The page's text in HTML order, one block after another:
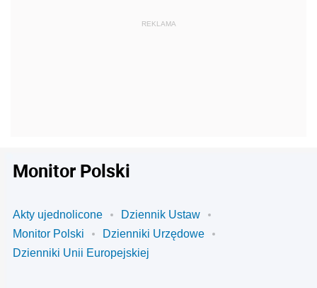
Monitor Polski
Akty ujednolicone
Dziennik Ustaw
Monitor Polski
Dzienniki Urzędowe
Dzienniki Unii Europejskiej